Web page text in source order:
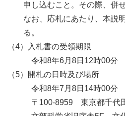
申し込むこと。その際、併
なお、応札にあたり、本説
る。
（4）入札書の受領期限
令和8年6月8日12時00分
（5）開札の日時及び場所
令和8年7月8日14時00分
〒100-8959 東京都千代